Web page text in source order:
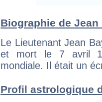
Biographie de
Le Lieutenant Jean
et mort le 7 avril
mondiale. Il était un
Profil astrologique